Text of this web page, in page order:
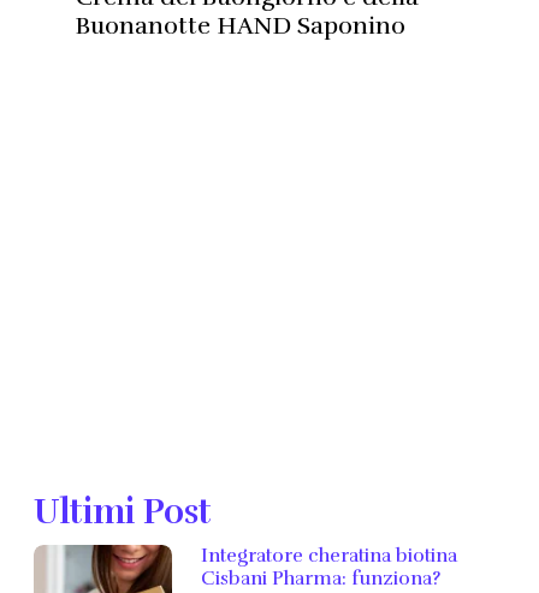
Buonanotte HAND Saponino
Ultimi Post
Integratore cheratina biotina
Cisbani Pharma: funziona?